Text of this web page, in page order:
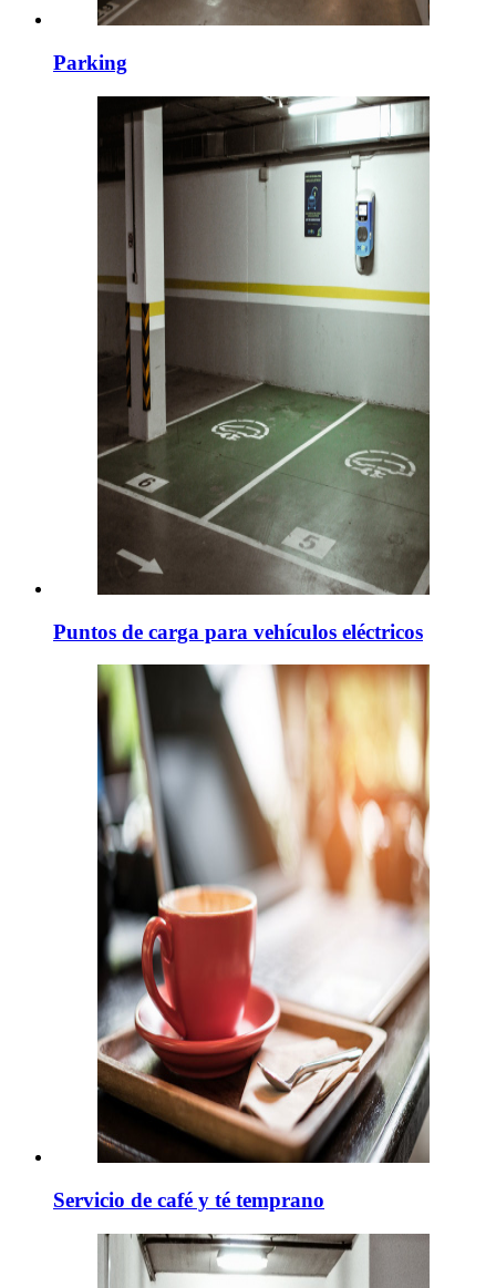
Parking
Puntos de carga para vehículos eléctricos
Servicio de café y té temprano